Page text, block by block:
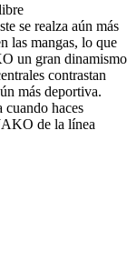
se realza aún más
las mangas, lo que
un gran dinamismo
contrastan
más deportiva.
cuando haces
de la línea